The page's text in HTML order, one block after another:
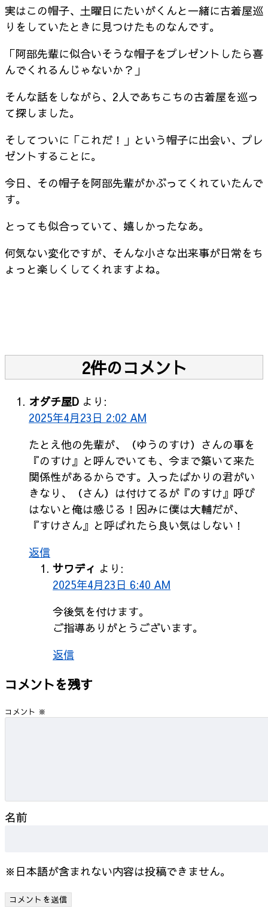
実はこの帽子、土曜日にたいがくんと一緒に古着屋巡
りをしていたときに見つけたものなんです。
「阿部先輩に似合いそうな帽子をプレゼントしたら喜
んでくれるんじゃないか？」
そんな話をしながら、2人であちこちの古着屋を巡っ
て探しました。
そしてついに「これだ！」という帽子に出会い、プレ
ゼントすることに。
今日、その帽子を阿部先輩がかぶってくれていたんで
す。
とっても似合っていて、嬉しかったなあ。
何気ない変化ですが、そんな小さな出来事が日常をち
ょっと楽しくしてくれますよね。
2件のコメント
オダチ屋D より:
2025年4月23日 2:02 AM
たとえ他の先輩が、（ゆうのすけ）さんの事を
『のすけ』と呼んでいても、今まで築いて来た
関係性があるからです。入ったばかりの君がい
きなり、（さん）は付けてるが『のすけ』呼び
はないと俺は感じる！因みに僕は大輔だが、
『すけさん』と呼ばれたら良い気はしない！
返信
サワディ より:
2025年4月23日 6:40 AM
今後気を付けます。
ご指導ありがとうございます。
返信
コメントを残す
コメント ※
名前
※日本語が含まれない内容は投稿できません。